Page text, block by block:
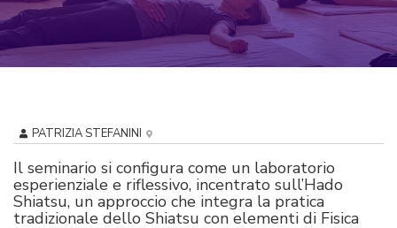
PATRIZIA STEFANINI
Il seminario si configura come un laboratorio
esperienziale e riflessivo, incentrato sull’Hado
Shiatsu, un approccio che integra la pratica
tradizionale dello Shiatsu con elementi di Fisica